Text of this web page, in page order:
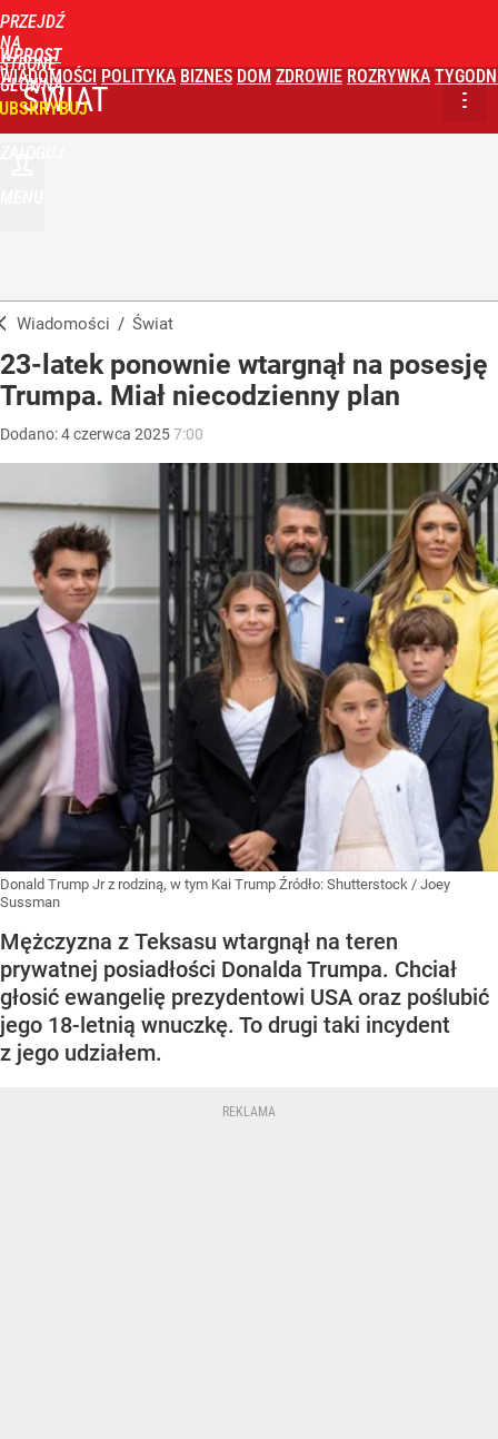
PRZEJDŹ
NA
STRONĘ
GŁÓWNĄ
WPROST
WIADOMOŚCI POLITYKA BIZNES DOM ZDROWIE ROZRYWKA
ŚWIAT
Wiadomości / Świat
23-latek ponownie wtargnął na posesję
Trumpa. Miał niecodzienny plan
Dodano:4czerwca 20257:00
Donald Trump Jr z rodziną, w tym Kai Trump Źródło: Shutterstock / Joey
Sussman
Mężczyzna z Teksasu wtargnął na teren
prywatnej posiadłości Donalda Trumpa. Chciał
głosić ewangelię prezydentowi USA oraz poślubić
jego 18-letnią wnuczkę. To drugi taki incydent
z jego udziałem.